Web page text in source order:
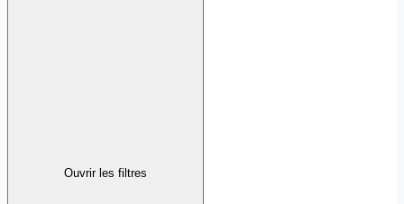
Ouvrir les filtres